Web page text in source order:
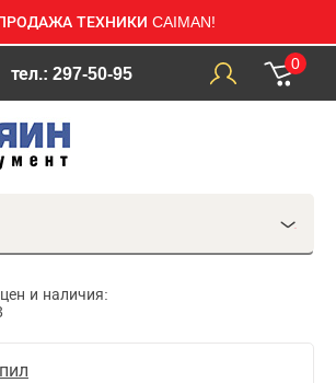
ТЕХНИКИ CAIMAN!
тел.: 297-50-95
0
и наличия: